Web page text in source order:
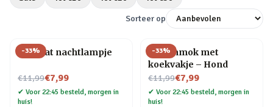
Sorteer op
-33%
Mini kat nachtlampje
€11,99
Nu voor€7,99
✔ Voor 22:45 besteld, morgen in
huis!
-33%
Dierenmok met
koekvakje – Hond
€11,99
Nu voor€7,99
✔ Voor 22:45 besteld, morgen in
huis!